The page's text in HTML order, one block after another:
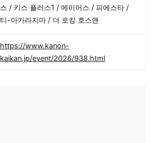
스 / 키스 플러스1 / 메이어스 / 피에스타 /
티-아카라지마 / 더 로킹 호스맨
https://www.kanon-
kaikan.jp/event/2026/938.html